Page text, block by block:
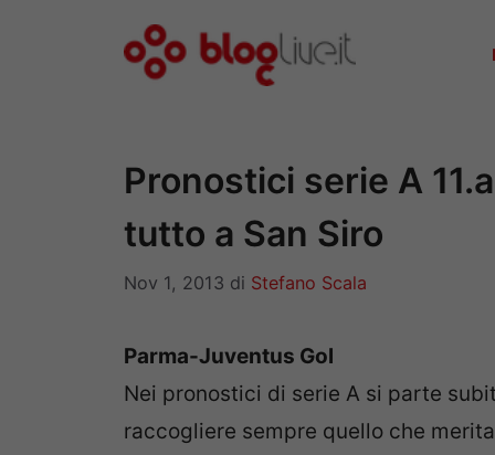
Pronostici serie A
tutto a San Siro
Nov 1, 2013 di Stefano Scala
Parma-Juventus Gol
Nei pronostici di serie A si parte
raccogliere sempre quello che